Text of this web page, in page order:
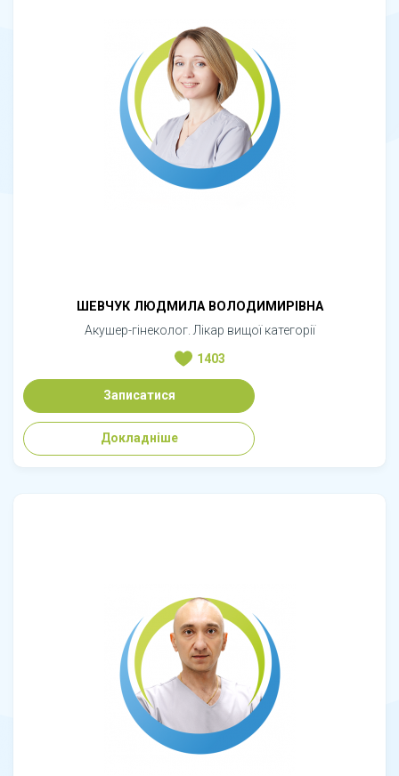
ШЕВЧУК ЛЮДМИЛА ВОЛОДИМИРІВНА
Акушер-гінеколог. Лікар вищої категорії
1403
Записатися
Докладніше